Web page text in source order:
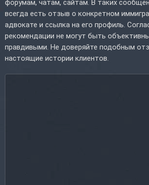
форумам, чатам, сайтам. В таких
всегда есть отзыв о конкретном
адвокате и ссылка на его профиль.
рекомендации не могут быть
правдивыми. Не доверяйте подобным
настоящие истории клиентов.